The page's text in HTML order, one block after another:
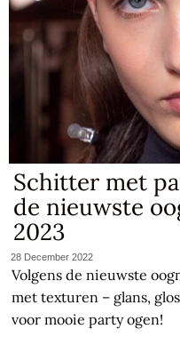
Schitter met
de nieuwste
2023
28 December 2022
Volgens de nieuwste
met texturen – glans,
voor mooie party ogen!